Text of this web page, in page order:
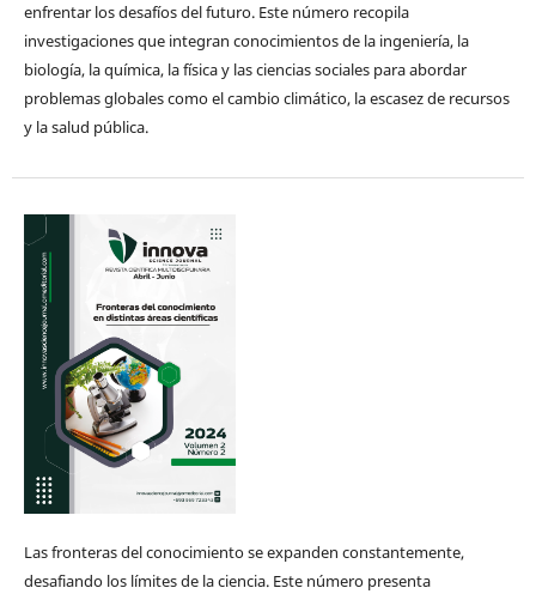
enfrentar los desafíos del futuro. Este número recopila
investigaciones que integran conocimientos de la ingeniería, la
biología, la química, la física y las ciencias sociales para abordar
problemas globales como el cambio climático, la escasez de recursos
y la salud pública.
Las fronteras del conocimiento se expanden constantemente,
desafiando los límites de la ciencia. Este número presenta